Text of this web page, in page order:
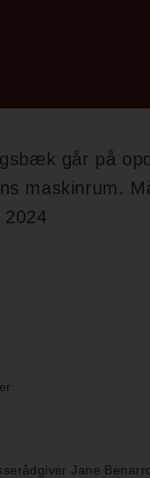
går på
maskinrum.
2024
Jane